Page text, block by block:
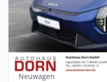
Privat
Kia EV4 Fastback
Sound-/Upgrade-/
Elektro • Automatik •204
Neuwagen